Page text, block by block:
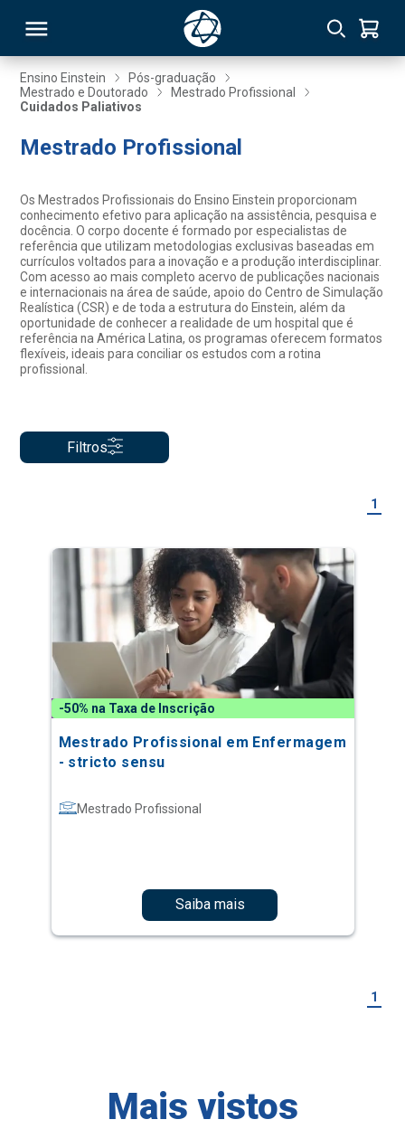
Ensino Einstein
Pós-graduação
Mestrado e Doutorado
Mestrado Profissional
Cuidados Paliativos
Mestrado Profissional
Os Mestrados Profissionais do Ensino Einstein proporcionam
conhecimento efetivo para aplicação na assistência, pesquisa e
docência. O corpo docente é formado por especialistas de
referência que utilizam metodologias exclusivas baseadas em
currículos voltados para a inovação e a produção interdisciplinar.
Com acesso ao mais completo acervo de publicações nacionais
e internacionais na área de saúde, apoio do Centro de Simulação
Realística (CSR) e de toda a estrutura do Einstein, além da
oportunidade de conhecer a realidade de um hospital que é
referência na América Latina, os programas oferecem formatos
flexíveis, ideais para conciliar os estudos com a rotina
profissional.
Filtros
1
-50% na Taxa de Inscrição
Mestrado Profissional em Enfermagem
- stricto sensu
Mestrado Profissional
Saiba mais
1
Mais vistos